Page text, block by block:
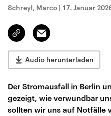
Schreyl, Marco | 17. Januar
Link
kopieren/teilen
Email
Audio herunterladen
Der Stromausfall in Berlin
gezeigt, wie verwundbar
sollten wir uns auf Notfälle